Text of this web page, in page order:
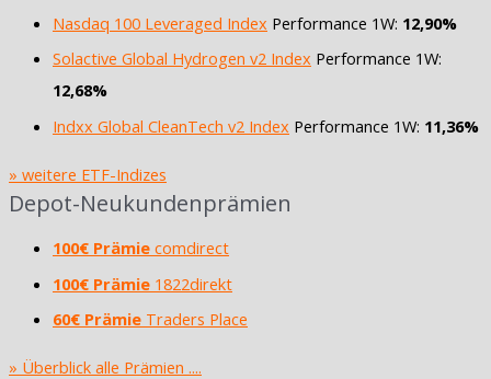
Nasdaq 100 Leveraged Index Performance 1W: 12,90%
Solactive Global Hydrogen v2 Index Performance 1W:
12,68%
Indxx Global CleanTech v2 Index Performance 1W: 11,36%
» weitere ETF-Indizes
Depot-Neukundenprämien
100€ Prämie comdirect
100€ Prämie 1822direkt
60€ Prämie Traders Place
» Überblick alle Prämien ....